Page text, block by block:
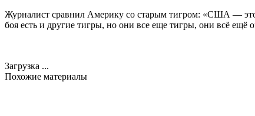
Журналист сравнил Америку со старым тигром: «США —
боя есть и другие тигры, но они все еще тигры, они всё ещё
Загрузка ...
Похожие материалы